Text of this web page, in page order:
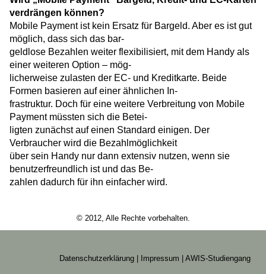
verdrängen können?
Mobile Payment ist kein Ersatz für Bargeld. Aber es ist gut
möglich, dass sich das bar-
geldlose Bezahlen weiter flexibilisiert, mit dem Handy als
einer weiteren Option – mög-
licherweise zulasten der EC- und Kreditkarte. Beide
Formen basieren auf einer ähnlichen In-
frastruktur. Doch für eine weitere Verbreitung von Mobile
Payment müssten sich die Betei-
ligten zunächst auf einen Standard einigen. Der
Verbraucher wird die Bezahlmöglichkeit
über sein Handy nur dann extensiv nutzen, wenn sie
benutzerfreundlich ist und das Be-
zahlen dadurch für ihn einfacher wird.
© 2012, Alle Rechte vorbehalten.
Datenschutzerklärung | Impressum |AWIS-Studiengang